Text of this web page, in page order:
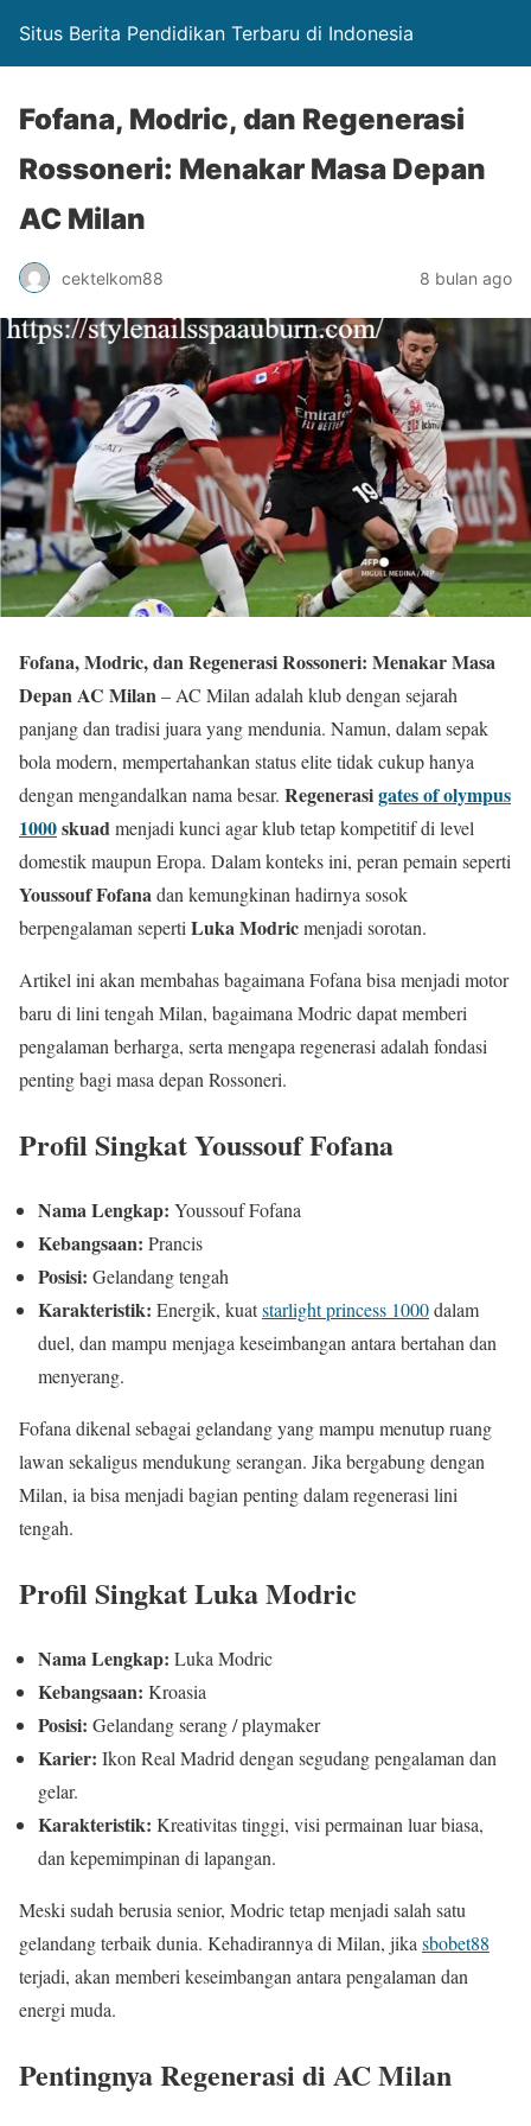
Situs Berita Pendidikan Terbaru di Indonesia
Fofana, Modric, dan Regenerasi
Rossoneri: Menakar Masa Depan
AC Milan
cektelkom88 8 bulan ago
Fofana, Modric, dan Regenerasi Rossoneri: Menakar Masa
Depan AC Milan– AC Milan adalah klub dengan sejarah
panjang dan tradisi juara yang mendunia. Namun, dalam sepak
bola modern, mempertahankan status elite tidak cukup hanya
dengan mengandalkan nama besar. Regenerasigates of olympus
1000skuadmenjadi kunci agar klub tetap kompetitif di level
domestik maupun Eropa. Dalam konteks ini, peran pemain seperti
Youssouf Fofanadan kemungkinan hadirnya sosok
berpengalaman seperti Luka Modricmenjadi sorotan.
Artikel ini akan membahas bagaimana Fofana bisa menjadi motor
baru di lini tengah Milan, bagaimana Modric dapat memberi
pengalaman berharga, serta mengapa regenerasi adalah fondasi
penting bagi masa depan Rossoneri.
Profil Singkat Youssouf Fofana
Nama Lengkap: Youssouf Fofana
Kebangsaan: Prancis
Posisi: Gelandang tengah
Karakteristik: Energik, kuatstarlight princess 1000dalam
duel, dan mampu menjaga keseimbangan antara bertahan dan
menyerang.
Fofana dikenal sebagai gelandang yang mampu menutup ruang
lawan sekaligus mendukung serangan. Jika bergabung dengan
Milan, ia bisa menjadi bagian penting dalam regenerasi lini
tengah.
Profil Singkat Luka Modric
Nama Lengkap: Luka Modric
Kebangsaan: Kroasia
Posisi: Gelandang serang / playmaker
Karier: Ikon Real Madrid dengan segudang pengalaman dan
gelar.
Karakteristik: Kreativitas tinggi, visi permainan luar biasa,
dan kepemimpinan di lapangan.
Meski sudah berusia senior, Modric tetap menjadi salah satu
gelandang terbaik dunia. Kehadirannya di Milan, jika sbobet88
terjadi, akan memberi keseimbangan antara pengalaman dan
energi muda.
Pentingnya Regenerasi di AC Milan